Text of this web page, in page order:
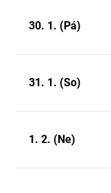
30. 1. (Pá)
31. 1. (So)
1. 2. (Ne)